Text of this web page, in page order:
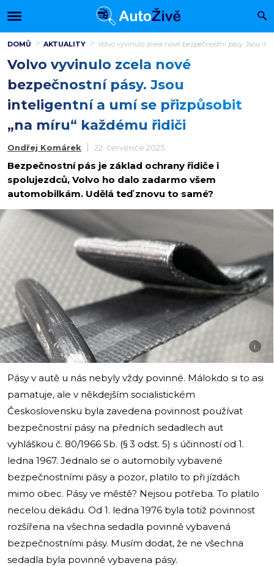
DOMŮ AKTUALITY Volvo vyvinulo zcela nové bezpečnostní pásy. Jsou
Volvo vyvinulo zcela nové
bezpečnostní pásy. Jsou
inteligentní a umí se přizpůsobit
„na míru“ každému řidiči
Ondřej Komárek 22. července 2025
Bezpečnostní pás je základ ochrany řidiče i
spolujezdců, Volvo ho dalo zadarmo všem
automobilkám. Udělá teď znovu to samé?
i
Pásy v autě u nás nebyly vždy povinné. Málokdo si to asi
pamatuje, ale v někdejším socialistickém
Československu byla zavedena povinnost používat
bezpečnostní pásy na předních sedadlech aut
vyhláškou č. 80/1966 Sb. (§ 3 odst. 5) s účinností od 1.
ledna 1967. Jednalo se o automobily vybavené
bezpečnostními pásy a pozor, platilo to při jízdách
mimo obec. Pásy ve městě? Nejsou potřeba. To platilo
necelou dekádu. Od 1. ledna 1976 byla totiž povinnost
rozšířena na všechna sedadla povinně vybavená
bezpečnostními pásy. Musím dodat, že ne všechna
sedadla byla povinně vybavena pásy.